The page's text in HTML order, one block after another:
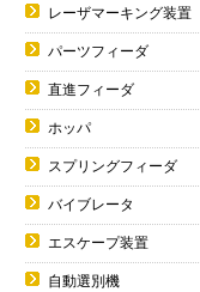
レーザマーキング装置
パーツフィーダ
直進フィーダ
ホッパ
スプリングフィーダ
バイブレータ
エスケープ装置
自動選別機